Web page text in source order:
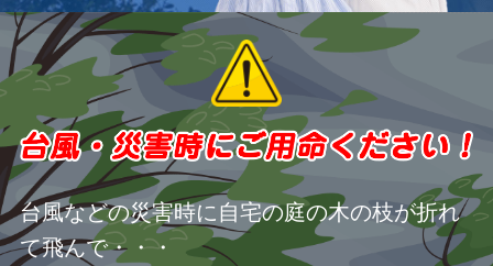
台風などの災害時に自宅の庭の木の枝が折れ
て飛んで・・・